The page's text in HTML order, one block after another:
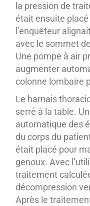
la pression de
était ensuite
l’enquêteur
avec le sommet
Une pompe à air
augmenter
colonne lombaire
Le harnais
serré à la table.
automatique des
du corps du
était placé pour
genoux. Avec
traitement
décompression
Après le